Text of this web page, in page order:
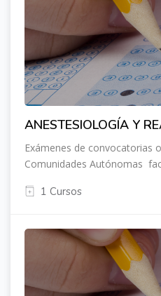
ANESTESIOLOGÍA Y
Exámenes de convocatorias
Comunidades Autónomas
1 Cursos